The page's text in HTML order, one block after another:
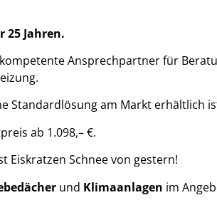
25 Jahren.
Ansprechpartner für
Standardlösung am Markt erhältlich
ab 1.098,– €.
Eiskratzen Schnee von gestern!
und Klimaanlagen im